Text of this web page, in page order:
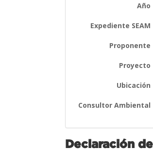
Año
Expediente SEAM
Proponente
Proyecto
Ubicación
Consultor Ambiental
Declaración